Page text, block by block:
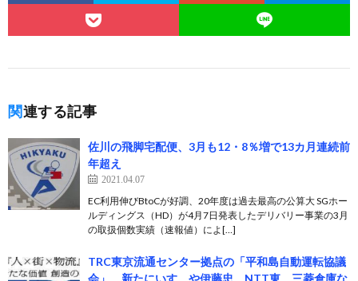
関連する記事
佐川の飛脚宅配便、3月も12・8％増で13カ月連続前
年超え
2021.04.07
EC利用伸びBtoCが好調、20年度は過去最高の公算大 SGホー
ルディングス（HD）が4月7日発表したデリバリー事業の3月
の取扱個数実績（速報値）によ[…]
TRC東京流通センター拠点の「平和島自動運転協議